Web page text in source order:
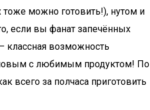
можно готовить!), нутом и
если вы фанат запечённых
классная возможность
с любимым продуктом! По
всего за полчаса приготовить